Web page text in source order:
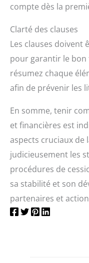
compte dès la
Clarté des clauses
Les clauses doivent
pour garantir le bon
résumez chaque
afin de prévenir les
En somme, tenir
et financières est
aspects cruciaux de
judicieusement les
procédures de
sa stabilité et son
partenaires et